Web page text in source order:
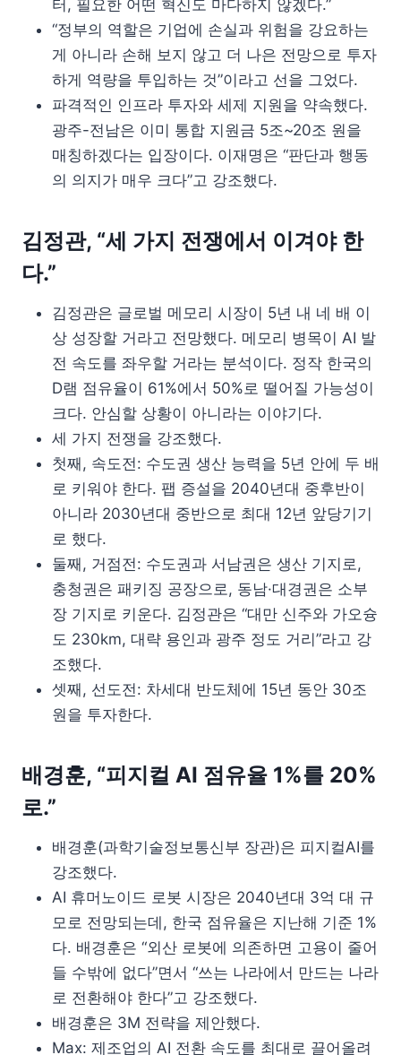
터, 필요한 어떤 혁신도 마다하지 않겠다.”
“정부의 역할은 기업에 손실과 위험을 강요하는
게 아니라 손해 보지 않고 더 나은 전망으로 투자
하게 역량을 투입하는 것”이라고 선을 그었다.
파격적인 인프라 투자와 세제 지원을 약속했다.
광주-전남은 이미 통합 지원금 5조~20조 원을
매칭하겠다는 입장이다. 이재명은 “판단과 행동
의 의지가 매우 크다”고 강조했다.
김정관, “세 가지 전쟁에서 이겨야 한
다.”
김정관은 글로벌 메모리 시장이 5년 내 네 배 이
상 성장할 거라고 전망했다. 메모리 병목이 AI 발
전 속도를 좌우할 거라는 분석이다. 정작 한국의
D램 점유율이 61%에서 50%로 떨어질 가능성이
크다. 안심할 상황이 아니라는 이야기다.
세 가지 전쟁을 강조했다.
첫째, 속도전: 수도권 생산 능력을 5년 안에 두 배
로 키워야 한다. 팹 증설을 2040년대 중후반이
아니라 2030년대 중반으로 최대 12년 앞당기기
로 했다.
둘째, 거점전: 수도권과 서남권은 생산 기지로,
충청권은 패키징 공장으로, 동남·대경권은 소부
장 기지로 키운다. 김정관은 “대만 신주와 가오슝
도 230km, 대략 용인과 광주 정도 거리”라고 강
조했다.
셋째, 선도전: 차세대 반도체에 15년 동안 30조
원을 투자한다.
배경훈, “피지컬 AI 점유율 1%를 20%
로.”
배경훈(과학기술정보통신부 장관)은 피지컬AI를
강조했다.
AI 휴머노이드 로봇 시장은 2040년대 3억 대 규
모로 전망되는데, 한국 점유율은 지난해 기준 1%
다. 배경훈은 “외산 로봇에 의존하면 고용이 줄어
들 수밖에 없다”면서 “쓰는 나라에서 만드는 나라
로 전환해야 한다”고 강조했다.
배경훈은 3M 전략을 제안했다.
Max: 제조업의 AI 전환 속도를 최대로 끌어올려